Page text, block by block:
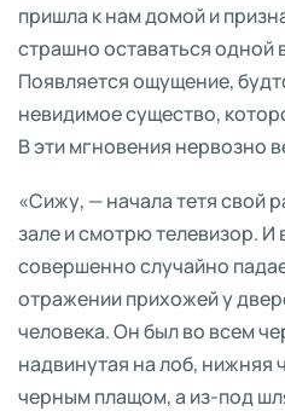
пришла к нам домой и
страшно оставаться одной
Появляется ощущение,
невидимое существо,
В эти мгновения нервозно
«Сижу, — начала тетя свой
зале и смотрю телевизор. И
совершенно случайно
отражении прихожей у
человека. Он был во всем
надвинутая на лоб, нижняя
черным плащом, а из-под